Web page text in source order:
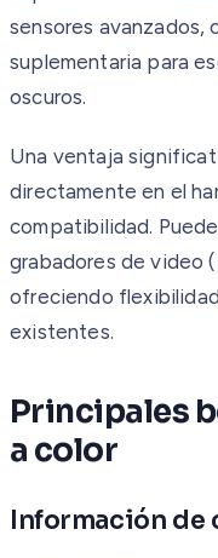
sensores avanzados,
suplementaria para
oscuros.
Una ventaja
directamente en el
compatibilidad.
grabadores de video
ofreciendo
existentes.
Principales
a color
Información de